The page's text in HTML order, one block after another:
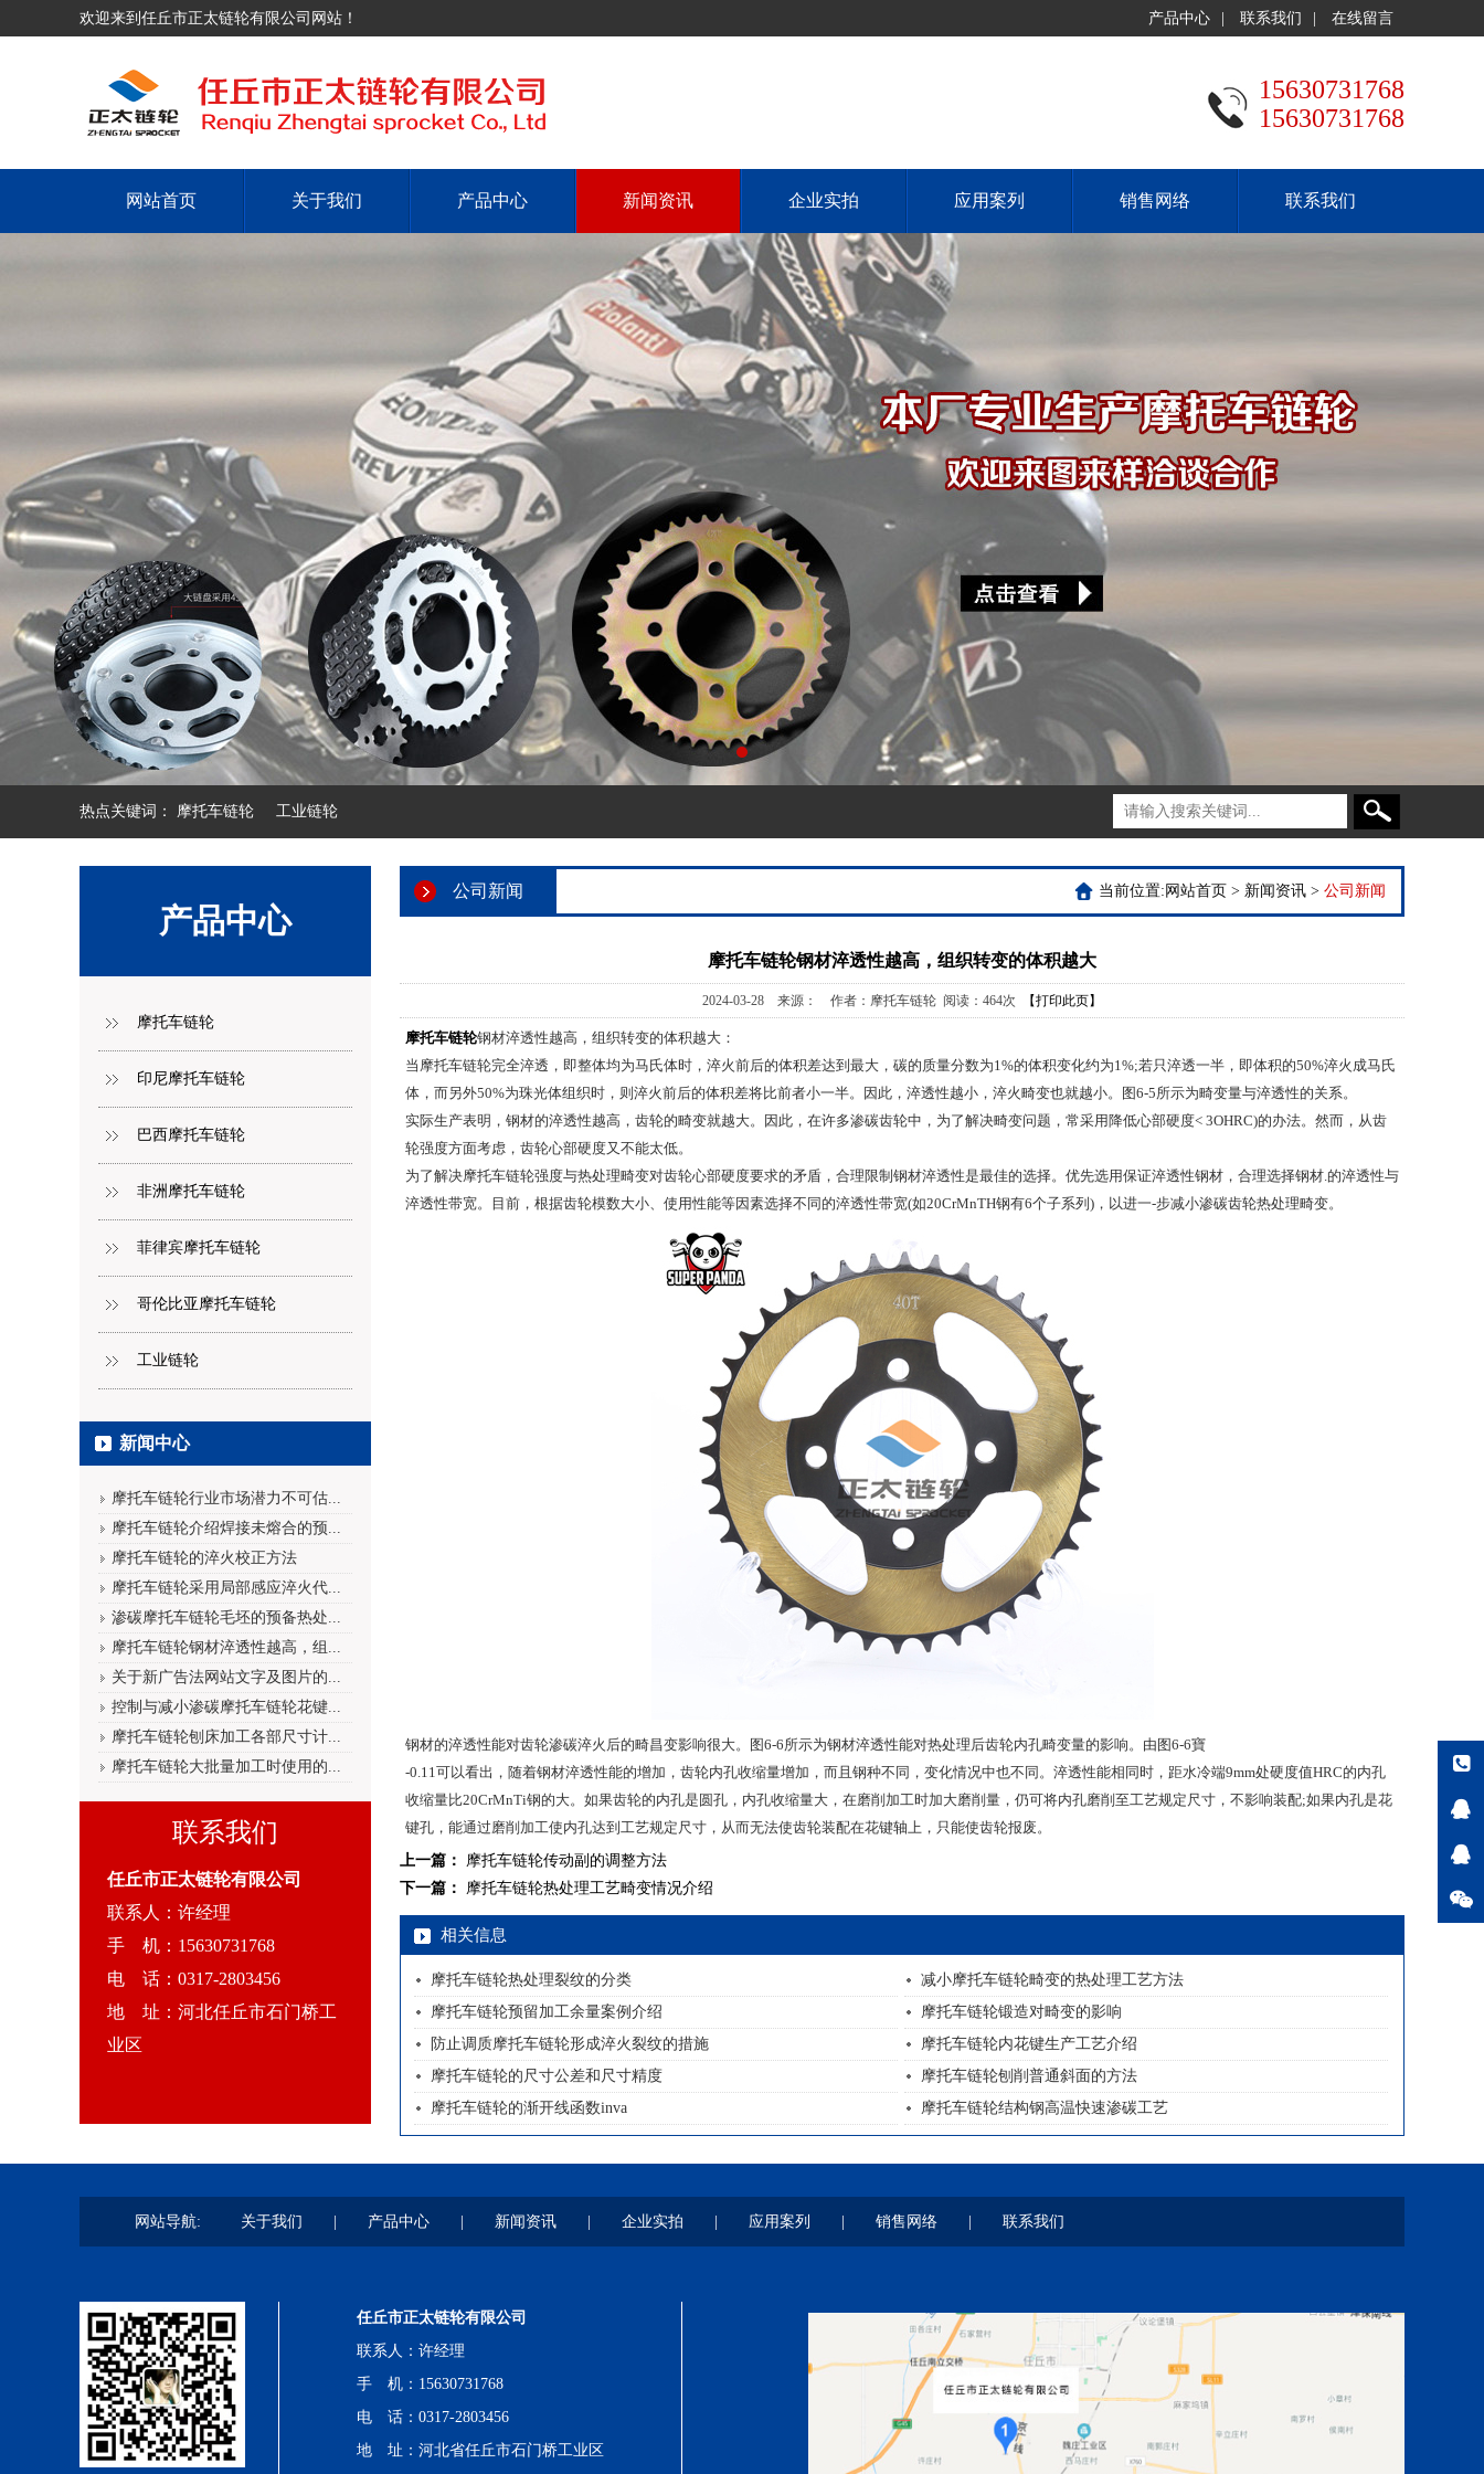
欢迎来到任丘市正太链轮有限公司网站！ 产品中心 联系我们 在线留言
15630731768
15630731768
网站首页 关于我们 产品中心 新闻资讯 企业实拍 应用案列 销售网络 联系我们
热点关键词： 摩托车链轮 工业链轮
产品中心
摩托车链轮
印尼摩托车链轮
巴西摩托车链轮
非洲摩托车链轮
菲律宾摩托车链轮
哥伦比亚摩托车链轮
工业链轮
新闻中心
摩托车链轮行业市场潜力不可估...
摩托车链轮介绍焊接未熔合的预...
摩托车链轮的淬火校正方法
摩托车链轮采用局部感应淬火代...
渗碳摩托车链轮毛坯的预备热处...
摩托车链轮钢材淬透性越高，组...
关于新广告法网站文字及图片的...
控制与减小渗碳摩托车链轮花键...
摩托车链轮刨床加工各部尺寸计...
摩托车链轮大批量加工时使用的...
联系我们
任丘市正太链轮有限公司
联系人：许经理
手 机：15630731768
电 话：0317-2803456
地 址：河北任丘市石门桥工
业区
公司新闻 当前位置: 网站首页 > 新闻资讯 > 公司新闻
摩托车链轮钢材淬透性越高，组织转变的体积越大
2024-03-28 来源： 作者：摩托车链轮 阅读： 464次 【打印此页】
摩托车链轮钢材淬透性越高，组织转变的体积越大：
当摩托车链轮完全淬透，即整体均为马氏体时，淬火前后的体积差达到最大，碳的质量分数为1%的体积变化约为1%;若只淬透一半，即体积的50%淬火成马氏
体，而另外50%为珠光体组织时，则淬火前后的体积差将比前者小一半。因此，淬透性越小，淬火畸变也就越小。图6-5所示为畸变量与淬透性的关系。
实际生产表明，钢材的淬透性越高，齿轮的畸变就越大。因此，在许多渗碳齿轮中，为了解决畸变问题，常采用降低心部硬度< 3OHRC)的办法。然而，从齿
轮强度方面考虑，齿轮心部硬度又不能太低。
为了解决摩托车链轮强度与热处理畸变对齿轮心部硬度要求的矛盾，合理限制钢材淬透性是最佳的选择。优先选用保证淬透性钢材，合理选择钢材.的淬透性与
淬透性带宽。目前，根据齿轮模数大小、使用性能等因素选择不同的淬透性带宽(如20CrMnTH钢有6个子系列)，以进一-步减小渗碳齿轮热处理畸变。
钢材的淬透性能对齿轮渗碳淬火后的畸昌变影响很大。图6-6所示为钢材淬透性能对热处理后齿轮内孔畸变量的影响。由图6-6寶
-0.11可以看出，随着钢材淬透性能的增加，齿轮内孔收缩量增加，而且钢种不同，变化情况中也不同。淬透性能相同时，距水冷端9mm处硬度值HRC的内孔
收缩量比20CrMnTi钢的大。如果齿轮的内孔是圆孔，内孔收缩量大，在磨削加工时加大磨削量，仍可将内孔磨削至工艺规定尺寸，不影响装配;如果内孔是花
键孔，能通过磨削加工使内孔达到工艺规定尺寸，从而无法使齿轮装配在花键轴上，只能使齿轮报废。
上一篇：
摩托车链轮传动副的调整方法
下一篇：
摩托车链轮热处理工艺畸变情况介绍
相关信息
摩托车链轮热处理裂纹的分类
减小摩托车链轮畸变的热处理工艺方法
摩托车链轮预留加工余量案例介绍
摩托车链轮锻造对畸变的影响
防止调质摩托车链轮形成淬火裂纹的措施
摩托车链轮内花键生产工艺介绍
摩托车链轮的尺寸公差和尺寸精度
摩托车链轮刨削普通斜面的方法
摩托车链轮的渐开线函数inva
摩托车链轮结构钢高温快速渗碳工艺
网站导航: 关于我们 产品中心 新闻资讯 企业实拍 应用案列 销售网络 联系我们
任丘市正太链轮有限公司
联系人：许经理
手 机：15630731768
电 话：0317-2803456
地 址： 河北省任丘市石门桥工业区